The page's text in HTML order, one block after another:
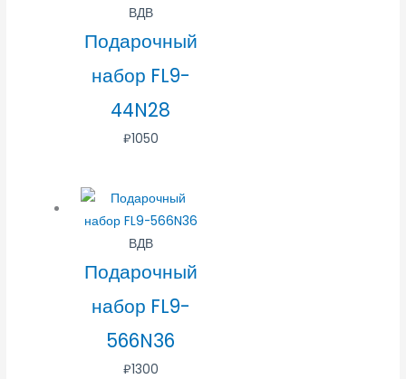
ВДВ
Подарочный
набор FL9-
44N28
₽1050
ВДВ
Подарочный
набор FL9-
566N36
₽1300